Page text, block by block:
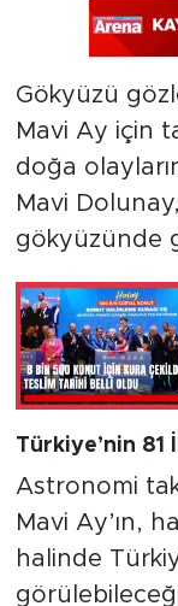
Gökyüzü
Mavi Ay için
doğa
Mavi
gökyüzünde
Türkiye’nin
Astronomi
Mavi Ay’ın,
halinde